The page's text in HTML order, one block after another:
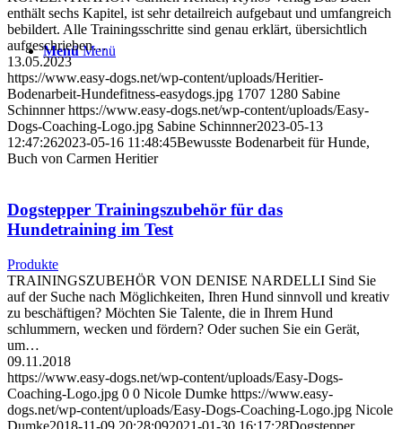
Menü Menü
enthält sechs Kapitel, ist sehr detailreich aufgebaut und umfangreich
bebildert. Alle Trainingsschritte sind genau erklärt, übersichtlich
aufgeschrieben…
13.05.2023
https://www.easy-dogs.net/wp-content/uploads/Heritier-
Bodenarbeit-Hundefitness-easydogs.jpg 1707 1280 Sabine
Schinnner https://www.easy-dogs.net/wp-content/uploads/Easy-
Dogs-Coaching-Logo.jpg Sabine Schinnner2023-05-13
12:47:262023-05-16 11:48:45Bewusste Bodenarbeit für Hunde,
Buch von Carmen Heritier
Dogstepper Trainingszubehör für das
Hundetraining im Test
Produkte
TRAININGSZUBEHÖR VON DENISE NARDELLI Sind Sie
auf der Suche nach Möglichkeiten, Ihren Hund sinnvoll und kreativ
zu beschäftigen? Möchten Sie Talente, die in Ihrem Hund
schlummern, wecken und fördern? Oder suchen Sie ein Gerät,
um…
09.11.2018
https://www.easy-dogs.net/wp-content/uploads/Easy-Dogs-
Coaching-Logo.jpg 0 0 Nicole Dumke https://www.easy-
dogs.net/wp-content/uploads/Easy-Dogs-Coaching-Logo.jpg Nicole
Dumke2018-11-09 20:28:092021-01-30 16:17:28Dogstepper